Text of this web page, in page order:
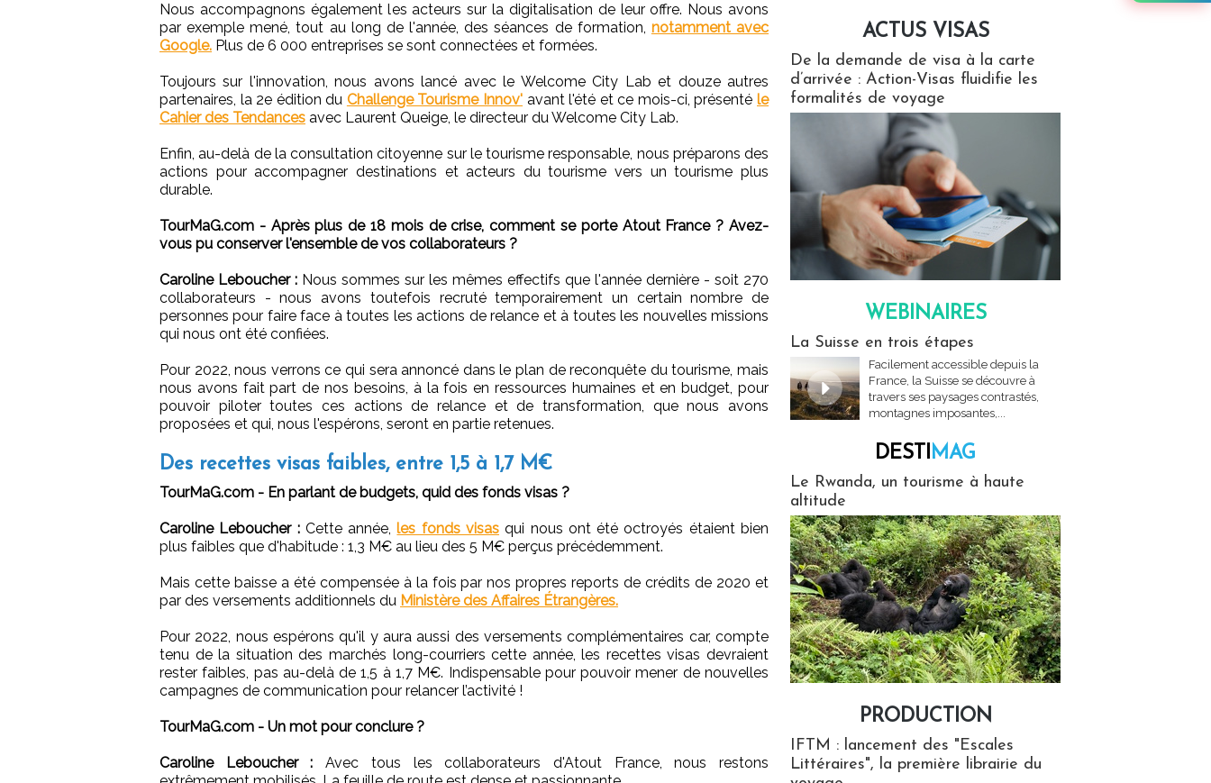
Nous accompagnons également les acteurs sur la digitalisation de leur offre. Nous avons
par exemple mené, tout au long de l'année, des séances de formation, notamment avec
Google. Plus de 6 000 entreprises se sont connectées et formées.
Toujours sur l'innovation, nous avons lancé avec le Welcome City Lab et douze autres
partenaires, la 2e édition du Challenge Tourisme Innov' avant l'été et ce mois-ci, présentéle
Cahier des Tendances avec Laurent Queige, le directeur du Welcome City Lab.
Enfin, au-delà de la consultation citoyenne sur le tourisme responsable, nous préparons des
actions pour accompagner destinations et acteurs du tourisme vers un tourisme plus
durable.
TourMaG.com - Après plus de 18 mois de crise, comment se porte Atout France ? Avez-
vous pu conserver l'ensemble de vos collaborateurs ?
Caroline Leboucher : Nous sommes sur les mêmes effectifs que l'année dernière - soit 270
collaborateurs - nous avons toutefois recruté temporairement un certain nombre de
personnes pour faire face à toutes les actions de relance et à toutes les nouvelles missions
qui nous ont été confiées.
Pour 2022, nous verrons ce qui sera annoncé dans le plan de reconquête du tourisme, mais
nous avons fait part de nos besoins, à la fois en ressources humaines et en budget, pour
pouvoir piloter toutes ces actions de relance et de transformation, que nous avons
proposées et qui, nous l'espérons, seront en partie retenues.
Des recettes visas faibles, entre 1,5 à 1,7 M€
TourMaG.com - En parlant de budgets, quid des fonds visas ?
Caroline Leboucher :Cette année,les fonds visas qui nous ont été octroyés étaient bien
plus faibles que d'habitude : 1,3 M€ au lieu des 5 M€ perçus précédemment.
Mais cette baisse a été compensée à la fois par nos propres reports de crédits de 2020 et
par des versements additionnels du Ministère des Affaires Étrangères.
Pour 2022, nous espérons qu'il y aura aussi des versements complémentaires car, compte
tenu de la situation des marchés long-courriers cette année, les recettes visas devraient
rester faibles, pas au-delà de 1,5 à 1,7 M€. Indispensable pour pouvoir mener de nouvelles
campagnes de communication pour relancer l’activité !
TourMaG.com - Un mot pour conclure ?
Caroline Leboucher : Avec tous les collaborateurs d'Atout France, nous restons
ACTUS VISAS
De la demande de visa à la carte
d’arrivée : Action-Visas fluidifie les
formalités de voyage
WEBINAIRES
La Suisse en trois étapes
Facilement accessible depuis la
France, la Suisse se découvre à
travers ses paysages contrastés,
montagnes imposantes,...
DESTIMAG
Le Rwanda, un tourisme à haute
altitude
PRODUCTION
IFTM : lancement des "Escales
Littéraires", la première librairie du